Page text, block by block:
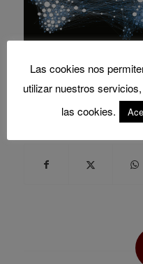
Tags: Marcelo Ramírez,
Viernes del IUU
Las cookies nos
utilizar nuestros
las cookies.